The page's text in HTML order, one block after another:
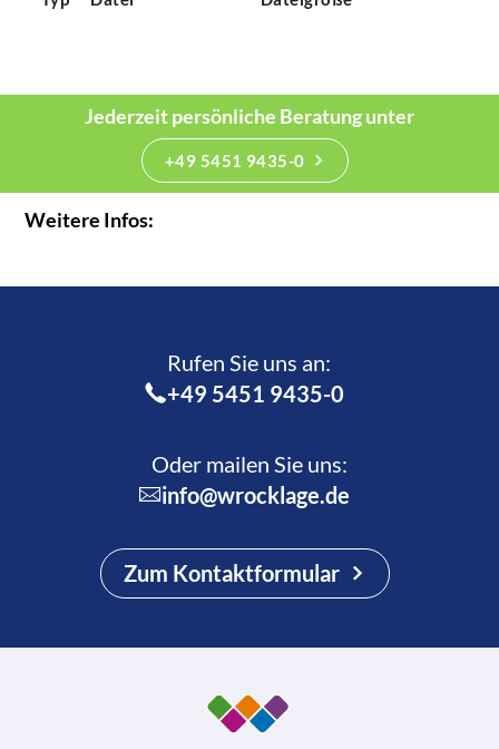
Jederzeit persönliche Beratung unter
+49 5451 9435-0
Weitere Infos:
Rufen Sie uns an:­
+49 5451 9435-0
Oder mailen Sie uns:
info@wrocklage.de
Zum Kontaktformular